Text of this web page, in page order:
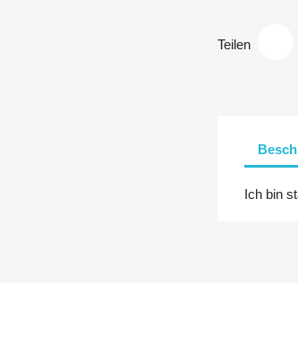
Teilen
Ich bin